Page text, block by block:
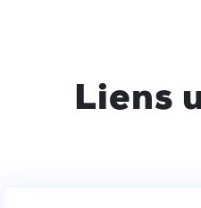
Liens